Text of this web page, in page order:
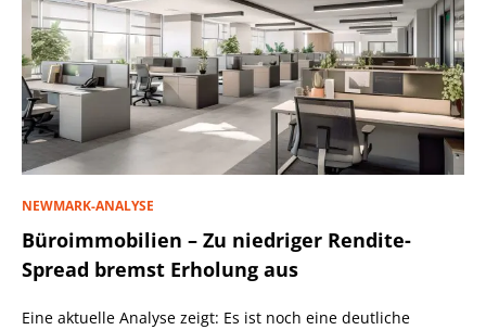
NEWMARK-ANALYSE
Büroimmobilien – Zu niedriger Rendite-
Spread bremst Erholung aus
Eine aktuelle Analyse zeigt: Es ist noch eine deutliche